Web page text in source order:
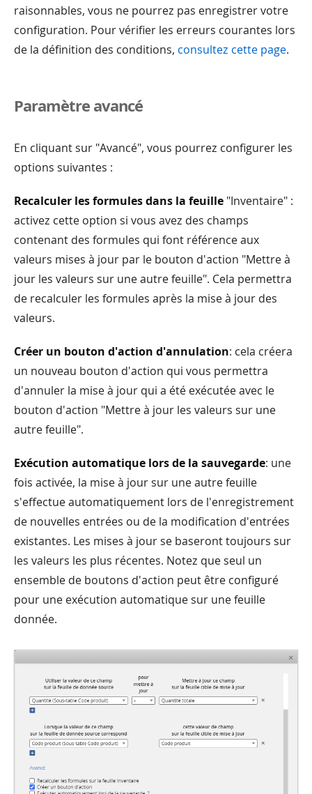
raisonnables, vous ne pourrez pas enregistrer votre
configuration. Pour vérifier les erreurs courantes lors
de la définition des conditions, consultez cette page.
Paramètre avancé
En cliquant sur "Avancé", vous pourrez configurer les
options suivantes :
Recalculer les formules dans la feuille "Inventaire" :
activez cette option si vous avez des champs
contenant des formules qui font référence aux
valeurs mises à jour par le bouton d'action "Mettre à
jour les valeurs sur une autre feuille". Cela permettra
de recalculer les formules après la mise à jour des
valeurs.
Créer un bouton d'action d'annulation: cela créera
un nouveau bouton d'action qui vous permettra
d'annuler la mise à jour qui a été exécutée avec le
bouton d'action "Mettre à jour les valeurs sur une
autre feuille".
Exécution automatique lors de la sauvegarde: une
fois activée, la mise à jour sur une autre feuille
s'effectue automatiquement lors de l'enregistrement
de nouvelles entrées ou de la modification d'entrées
existantes. Les mises à jour se baseront toujours sur
les valeurs les plus récentes. Notez que seul un
ensemble de boutons d'action peut être configuré
pour une exécution automatique sur une feuille
donnée.